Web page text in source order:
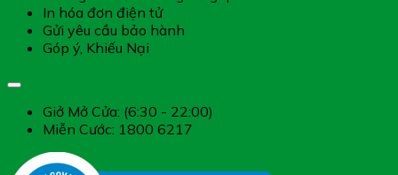
In hóa đơn điện tử
Gửi yêu cầu bảo hành
Góp ý, Khiếu Nại
Giở Mở Cửa: (6:30 - 22:00)
Miễn Cước: 1800 6217